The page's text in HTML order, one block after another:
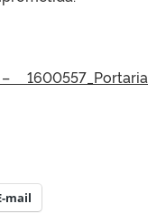
1600557_Portaria
mail